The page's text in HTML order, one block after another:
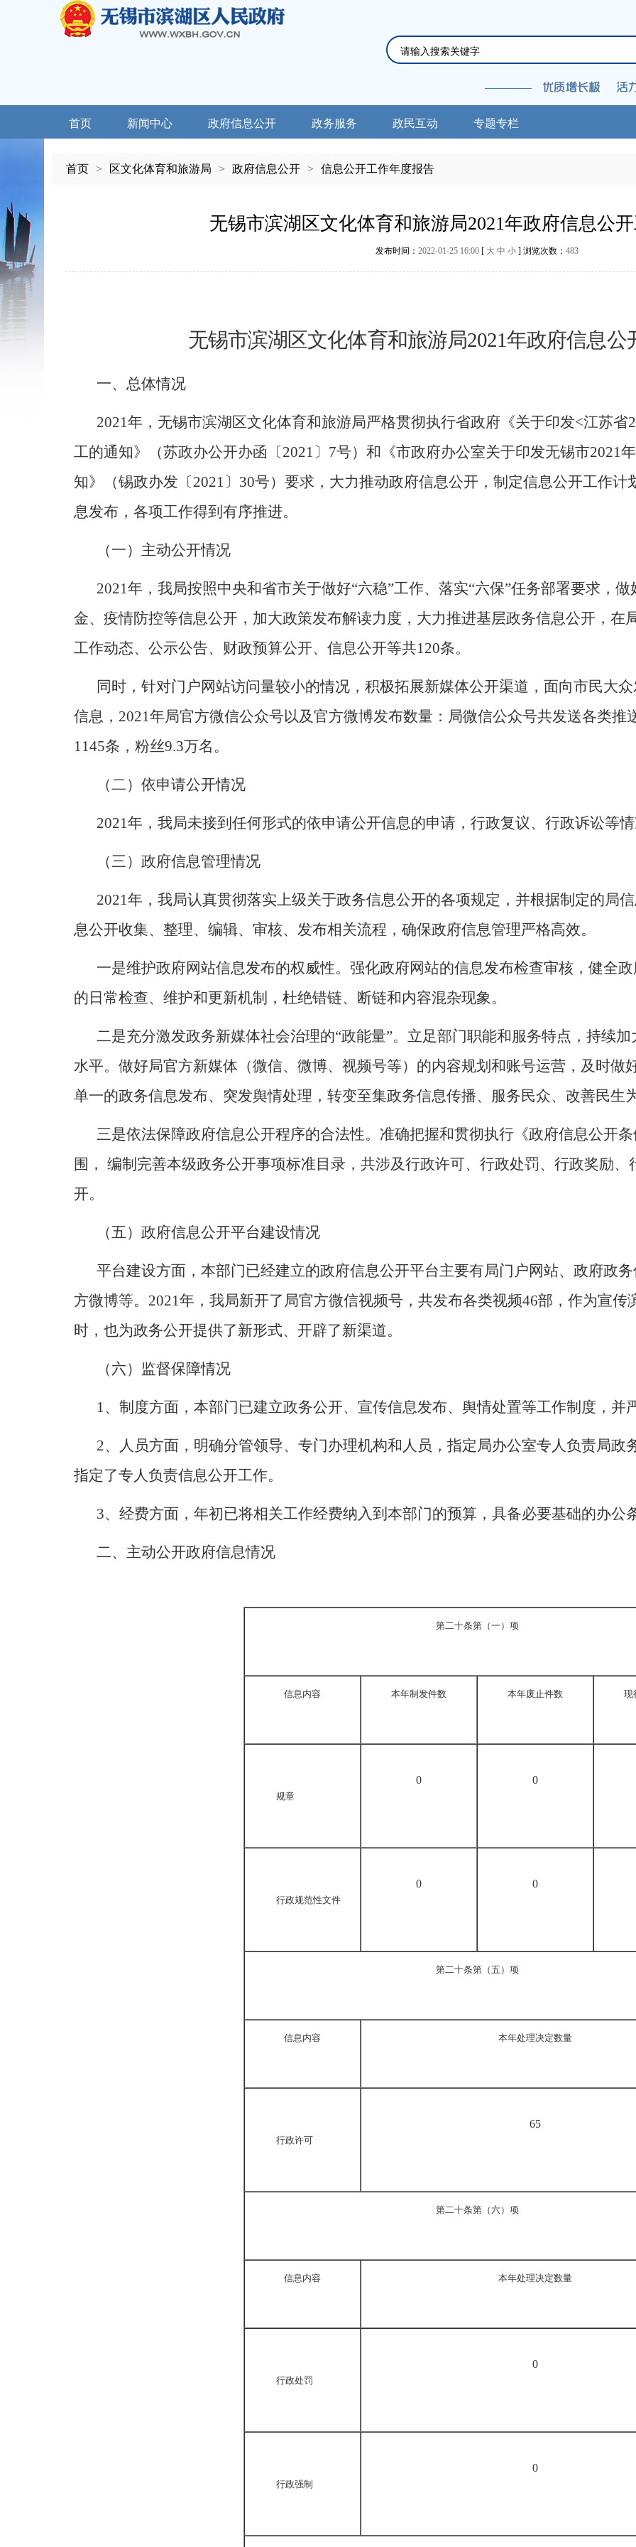
首页 新闻中心 政府信息公开 政务服务 政民互动 专题专栏
首页 > 区文化体育和旅游局 > 政府信息公开 > 信息公开工作年度报告
无锡市滨湖区文化体育和旅游局2021年政府信息公
发布时间： 2022-01-25 16:00 [ 大 中 小 ] 浏览次数： 483
无锡市滨湖区文化体育和旅游局2021年政府信息公
一、总体情况
2021年，无锡市滨湖区文化体育和旅游局严格贯彻执行省政府《关于印发<江苏省
工的通知》（苏政办公开办函〔2021〕 7号）和《市政府办公室关于印发无锡市2021
知》（锡政办发〔2021〕 30号）要求，大力推动政府信息公开，制定信息公开工作计
息发布， 各项工作得到有序推进。
（一）主动公开情况
2021年，我局按照中央和省市关于做好“六稳”工作、落实“六保”任务部署要求，
金、疫情防控等信息公开，加大政策发布解读力度，大力推进基层政务信息公开，在
工作动态、公示公告、财政预算公开、信息公开等共120条。
同时，针对门户网站访问量较小的情况，积极拓展新媒体公开渠道， 面向市民大
信息， 2021年局官方微信公众号以及官方微博发布数量：局微信公众号共发送各类推
1145条，粉丝9.3万名。
（二）依申请公开情况
2021年，我局未接到任何形式的依申请公开信息的申请，行政复议、行政诉讼等情
（三）政府信息管理情况
2021年，我局认真贯彻落实上级关于政务信息公开的各项规定，并根据制定的局
息公开收集、整理、编辑、审核、发布相关流程 ， 确保政府信息管理严格高效。
一是维护政府网站信息发布的权威性。强化政府网站的信息发布检查审核 ，健全
的日常检查、维护和更新机制，杜绝错链、断链和内容混杂现象。
二是充分激发政务新媒体社会治理的“政能量”。 立足部门职能和服务特点， 持续加
水平。做好局官方新媒体（微信、微博、视频号等）的内容规划和账号运营，及时做
单一的政务信息发布、突发舆情处理，转变至集政务信息传播、服务民众、改善民生
三是依法保障政府信息公开程序的合法性。准确把握和贯彻执行《政府信息公开
围， 编制完善本级政务公开事项标准目录，共涉及行政许可、行政处罚、行政奖励、
开。
（五）政府信息公开平台建设情况
平台建设方面，本部门已经建立的政府信息公开平台主要有局门户网站、政府政
方微博等。 2021年，我局新开了局官方微信视频号，共发布各类视频46部，作为宣传
时，也为政务公开提供了新形式、开辟了新渠道。
（六）监督保障情况
1、制度方面，本部门已建立政务公开、宣传信息发布、舆情处置等工作制度，并
2、人员方面，明确分管领导、专门办理机构和人员，指定局办公室专人负责局政
指定了专人负责信息公开工作。
3、经费方面，年初已将相关工作经费纳入到本部门的预算，具备必要基础的办公
二、主动公开政府信息情况
第二十条第（一）项
信息内容 本年制 发件数 本年废止件数 现
规章
0 0
行政规范性文件
0 0
第二十条第（五）项
信息内容 本年处理决定数量
行政许可
65
第二十条第（六）项
信息内容 本年处理决定数量
行政处罚
0
行政强制
0